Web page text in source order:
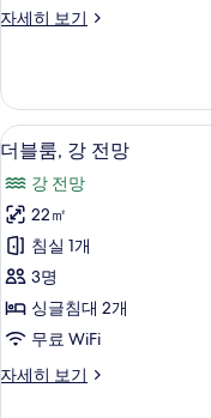
룸
진
모
두
보
기
자세히 보기
더
는
트
윈
룸
자
세
히
보
기
더
블
룸,
강
전
망
사
모
5
더블룸, 강 전망
강 전망
22㎡
침실 1개
3명
싱글침대 2개
무료 WiFi
자세히 보기
더